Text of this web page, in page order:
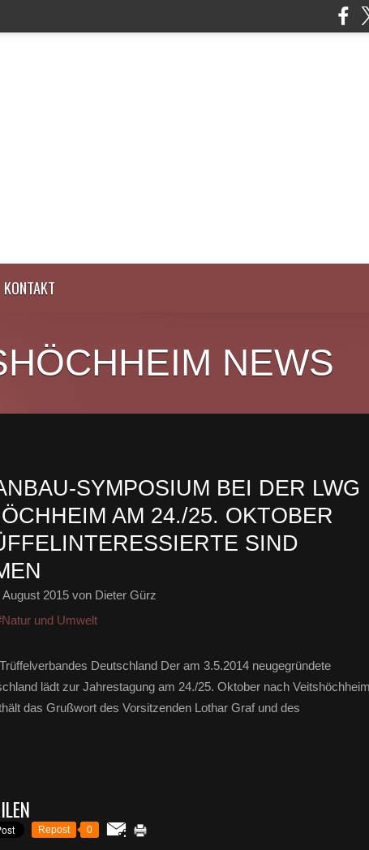
KONTAKT
NEWS
SYMPOSIUM BEI DER LWG
AM 24./25. OKTOBER
SIND
August 2015 von Dieter Gürz
und Umwelt
Deutschland Der am 3.5.2014 neugegründete
lädt zur Jahrestagung am 24./25. Oktober nach Veitshöchheim
das Grußwort des Vorsitzenden Lothar Graf und des
Repost 0